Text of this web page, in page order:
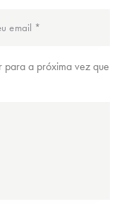
para a próxima vez que